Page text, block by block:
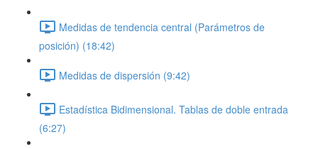
Medidas de tendencia central (Parámetros de
posición) (18:42)
Medidas de dispersión (9:42)
Estadística Bidimensional. Tablas de doble entrada
(6:27)